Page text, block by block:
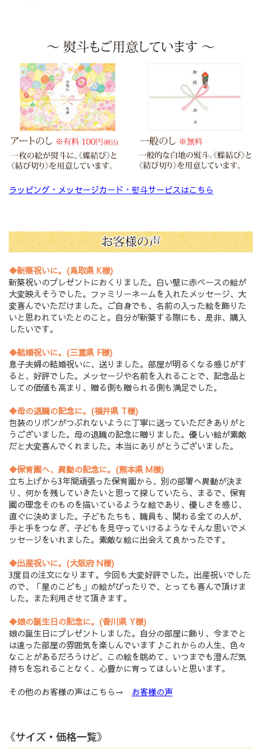
ラッピング・メッセージカード・熨斗サービスはこちら
◆新築祝いに。(鳥取県 K様)
新築祝いのプレゼントにおくりました。白い壁に赤ベースの絵が
大変映えそうでした。ファミリーネームを入れたメッセージ、大
変喜んでいただけました。ご自身でも、名前の入った絵を飾りた
いと思われていたとのこと。自分が新築する際にも、是非、購入
したいです。
◆結婚祝いに。(三重県 F様)
息子夫婦の結婚祝いに、送りました。部屋が明るくなる感じがす
ると、好評でした。メッセージや名前を入れることで、記念品と
しての価値も高まり、贈る側も贈られる側も満足でした。
◆母の退職の記念に。(福井県 T様)
包装のリボンがつぶれないように丁寧に送っていただきありがと
うございました。母の退職の記念に贈りました。優しい絵が素敵
だと大変喜んでくれました。本当にありがとうございました。
◆保育園へ、異動の記念に。(熊本県 M様)
立ち上げから3年間頑張った保育園から、別の部署へ異動が決ま
り、何かを残していきたいと思って探していたら、まるで、保育
園の理念そのものを描いているような絵であり、優しさを感じ、
直ぐに決めました。子どもたちも、職員も、関わる全ての人が、
手と手をつなぎ、子どもを見守っていけるようなそんな思いでメ
ッセージをいれました。素敵な絵に出会えて良かったです。
◆出産祝いに。(大阪府 N様)
3度目の注文になります。今回も大変好評でした。出産祝いでした
ので、「星のこども」の絵がぴったりで、とっても喜んで頂けま
した。また利用させて頂きます。
◆娘の誕生日の記念に。(香川県 Y様)
娘の誕生日にプレゼントしました。自分の部屋に飾り、今までと
は違った部屋の雰囲気を楽しんでいます♪これからの人生、色々
なことがあるだろうけど、この絵を眺めて、いつまでも澄んだ気
持ちを忘れることなく、心豊かに育ってほしいと思います。
その他のお客様の声はこちら→ お客様の声